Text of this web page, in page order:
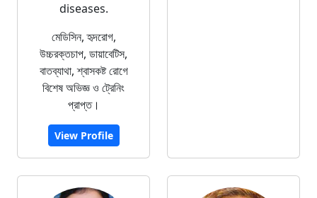
diseases.
মেডিসিন, হৃদরোগ,
উচ্চরক্তচাপ, ডায়াবেটিস,
বাতব্যাথা, শ্বাসকষ্ট রোগে
বিশেষ অভিজ্ঞ ও ট্রেনিং
প্রাপ্ত।
View Profile